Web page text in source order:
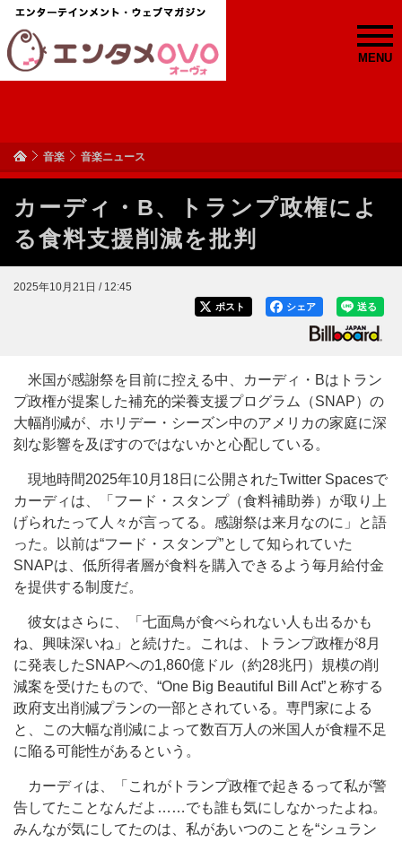
MENU
音楽 音楽ニュース
カーディ・B、トランプ政権によ
る食料支援削減を批判
2025年10月21日 / 12:45
送る
シェア
ポスト
米国が感謝祭を目前に控える中、カーディ・Bはトラン
プ政権が提案した補充的栄養支援プログラム（SNAP）の
大幅削減が、ホリデー・シーズン中のアメリカの家庭に深
刻な影響を及ぼすのではないかと心配している。
現地時間2025年10月18日に公開されたTwitter Spacesで
カーディは、「フード・スタンプ（食料補助券）が取り上
げられたって人々が言ってる。感謝祭は来月なのに」と語
った。以前は“フード・スタンプ”として知られていた
SNAPは、低所得者層が食料を購入できるよう毎月給付金
を提供する制度だ。
彼女はさらに、「七面鳥が食べられない人も出るかも
ね、興味深いね」と続けた。これは、トランプ政権が8月
に発表したSNAPへの1,860億ドル（約28兆円）規模の削
減案を受けたもので、“One Big Beautiful Bill Act”と称する
政府支出削減プランの一部とされている。専門家による
と、この大幅な削減によって数百万人の米国人が食糧不足
に陥る可能性があるという。
カーディは、「これがトランプ政権で起きるって私が警
告してたことなんだよ……でも誰も気にしなかったよね。
みんなが気にしてたのは、私があいつのことを“シュラン